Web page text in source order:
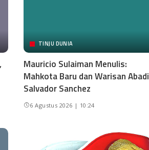
TINJU DUNIA
Mauricio Sulaiman Menulis:
Mahkota Baru dan Warisan Abadi
Salvador Sanchez
6 Agustus 2026 | 10:24